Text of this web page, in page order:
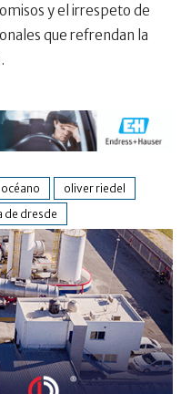
y el irrespeto de
que refrendan la
océano
oliver riedel
de dresde